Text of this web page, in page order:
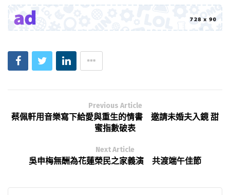
Previous Article
蔡佩軒用音樂寫下給愛與重生的情書 邀請未婚夫入鏡 甜
蜜指數破表
Next Article
吳申梅無酬為花蓮榮民之家義演 共渡端午佳節